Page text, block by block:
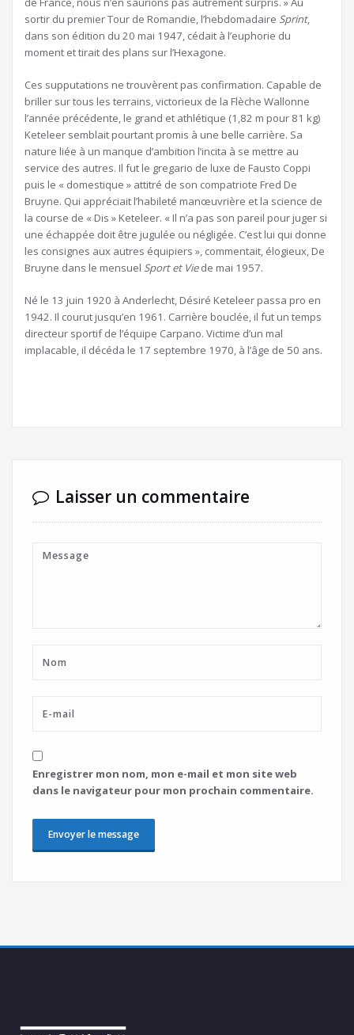
sortir du premier Tour de Romandie, l’hebdomadaire Sprint,
dans son édition du 20 mai 1947, cédait à l’euphorie du
moment et tirait des plans sur l’Hexagone.
Ces supputations ne trouvèrent pas confirmation. Capable de
briller sur tous les terrains, victorieux de la Flèche Wallonne
l’année précédente, le grand et athlétique (1,82 m pour 81 kg)
Keteleer semblait pourtant promis à une belle carrière. Sa
nature liée à un manque d’ambition l’incita à se mettre au
service des autres. Il fut le gregario de luxe de Fausto Coppi
puis le « domestique » attitré de son compatriote Fred De
Bruyne. Qui appréciait l’habileté manœuvrière et la science de
la course de « Dis » Keteleer. « Il n’a pas son pareil pour juger si
une échappée doit être jugulée ou négligée. C’est lui qui donne
les consignes aux autres équipiers », commentait, élogieux, De
Bruyne dans le mensuel Sport et Viede mai 1957.
Né le 13 juin 1920 à Anderlecht, Désiré Keteleer passa pro en
1942. Il courut jusqu’en 1961. Carrière bouclée, il fut un temps
directeur sportif de l’équipe Carpano. Victime d’un mal
implacable, il décéda le 17 septembre 1970, à l’âge de 50 ans.
Laisser un commentaire
Enregistrer mon nom, mon e-mail et mon site web
dans le navigateur pour mon prochain commentaire.